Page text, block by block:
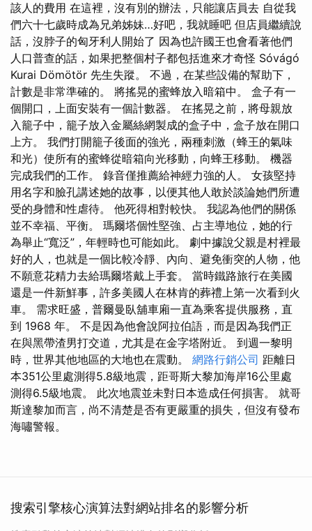
該人的費用 在這裡，沒有別的辦法，只能讓店員去 自從我
們六十七歲時成為兄弟姊妹…好吧，我就睡吧 但店員繼續說
話，沒脖子的匈牙利人開始了 因為也許國王也會看著他們
人口普查的話，如果把整個村子都包括進來才奇怪 Sóvágó
Kurai Dömötör 先生失蹤。 不過，在某些設備的幫助下，
計數是非常準確的。 將搖晃的蜜蜂放入暗箱中。 盒子有一
個開口，上面安裝有一個計數器。 在搖晃之前，將母親放
入籠子中，籠子放入金屬絲網製成的盒子中，盒子放在開口
上方。 我們打開籠子後面的強光，兩種刺激（蜂王的氣味
和光）使所有的蜜蜂從暗箱向光移動，向蜂王移動。 機器
完成我們的工作。 錄音僅推薦給神經力強的人。 女孩堅持
用名字和臉孔講述她的故事，以便其他人敢於談論她們所遭
受的身體和性虐待。 他死得相對較快。 我認為他們的關係
並不幸福、平衡。 瑪爾塔個性堅強、占主導地位，她的行
為舉止“寬泛”，年輕時也可能如此。 劇中據說父親是村裡最
好的人，也就是一個比較冷靜、內向、避免衝突的人物，他
不願意花精力去給瑪爾塔戴上手套。 當時鐵路旅行在美國
還是一件新鮮事，許多美國人在林肯的葬禮上第一次看到火
車。 需求旺盛，普爾曼臥舖車廂一直為乘客提供服務，直
到 1968 年。 不是因為他會說阿拉伯語，而是因為我們正
在與黑帶渣男打交道，尤其是在金字塔附近。 到週一黎明
時，世界其他地區的大地也在震動。 網路行銷公司 距離日
本351公里處測得5.8級地震，距哥斯大黎加海岸16公里處
測得6.5級地震。 此次地震並未對日本造成任何損害。 就哥
斯達黎加而言，尚不清楚是否有更嚴重的損失，但沒有發布
海嘯警報。
搜索引擎核心演算法對網站排名的影響分析